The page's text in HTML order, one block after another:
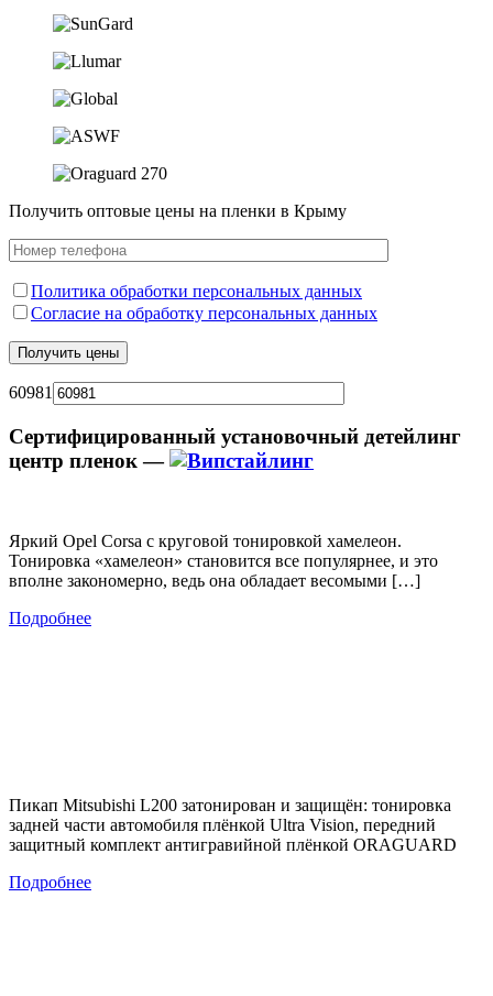
Получить оптовые цены на пленки в Крыму
Политика обработки персональных данных
Согласие на обработку персональных данных
60981
Сертифицированный установочный детейлинг
центр пленок —
Яркий Opel Corsa с круговой тонировкой хамелеон.
Тонировка «хамелеон» становится все популярнее, и это
вполне закономерно, ведь она обладает весомыми […]
Подробнее
Пикап Mitsubishi L200 затонирован и защищён: тонировка
задней части автомобиля плёнкой Ultra Vision, передний
защитный комплект антигравийной плёнкой ORAGUARD
Подробнее